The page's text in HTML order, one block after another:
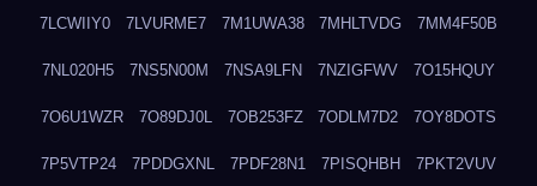
7LCWIIY0 7LVURME7 7M1UWA38 7MHLTVDG 7MM4F50B
7NL020H5 7NS5N00M 7NSA9LFN 7NZIGFWV 7O15HQUY
7O6U1WZR 7O89DJ0L 7OB253FZ 7ODLM7D2 7OY8DOTS
7P5VTP24 7PDDGXNL 7PDF28N1 7PISQHBH 7PKT2VUV